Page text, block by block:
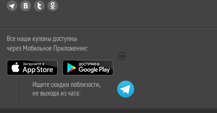
Все наши купоны доступны
через Мобильное Приложение:
Ищите скидки поблизости,
не выходя из чата: